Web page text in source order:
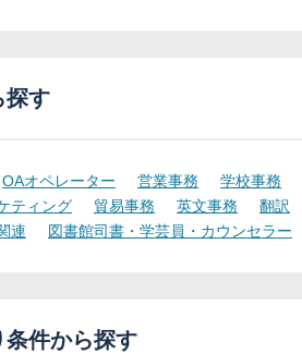
探す
OAオペレーター 営業事務 学校事務
ティング
貿易事務 英文事務 翻訳
連
図書館司書・学芸員・カウンセラー
条件から探す